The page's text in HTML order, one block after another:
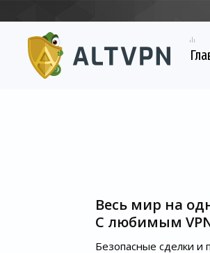
Весь мир на
С любимым
Безопасные сделки и